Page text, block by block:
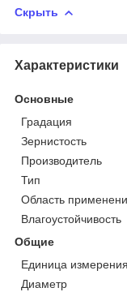
Скрыть
Характеристики
Основные
Градация
Зернистость
Производитель
Тип
Область
Влагоустойчивость
Общие
Единица измерения
Диаметр